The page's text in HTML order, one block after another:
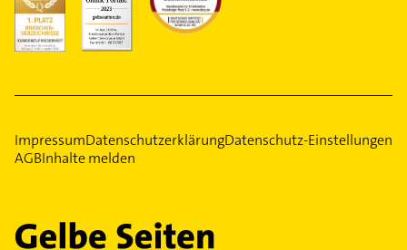
ImpressumDatenschutzerklärungDatenschutz-Einstellungen
AGBInhalte melden